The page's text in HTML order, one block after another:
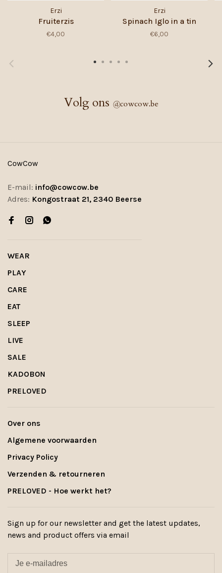
Erzi
Fruiterzis
€4,00
Erzi
Spinach Iglo in a tin
€6,00
Volg ons @cowcow.be
CowCow
E-mail: info@cowcow.be
Adres: Kongostraat 21, 2340 Beerse
WEAR
PLAY
CARE
EAT
SLEEP
LIVE
SALE
KADOBON
PRELOVED
Over ons
Algemene voorwaarden
Privacy Policy
Verzenden & retourneren
PRELOVED - Hoe werkt het?
Sign up for our newsletter and get the latest updates,
news and product offers via email